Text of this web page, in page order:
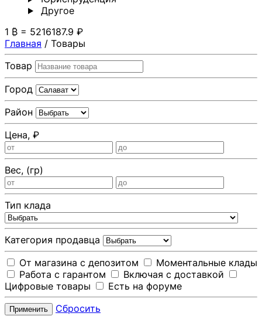
Другoе
1 ₿ = 5216187.9 ₽
Главная / Товары
Товар
Город
Район
Цена, ₽
Вес, (гр)
Тип клада
Категория продавца
От магазина с депозитом
Моментальные клады
Работа с гарантом
Включая с доставкой
Цифровые товары
Есть на форуме
Применить Сбросить